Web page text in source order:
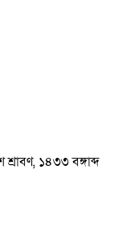
১৪৩৩ বঙ্গাব্দ